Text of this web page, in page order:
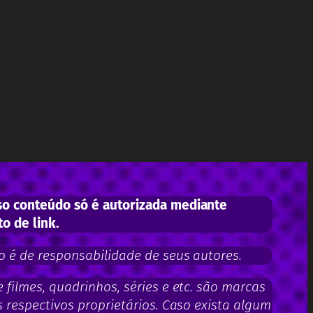
conteúdo só é autorizada mediante
de link.
é de responsabilidade de seus autores.
filmes, quadrinhos, séries e etc. são marcas
respectivos proprietários. Caso exista algum